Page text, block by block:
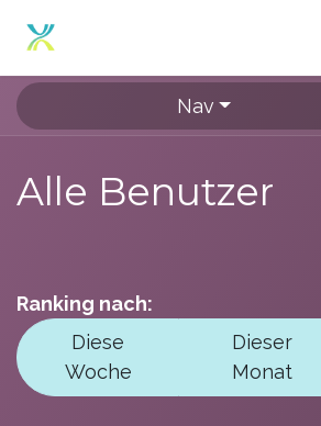
Nav
Alle Benutzer
Ranking nach:
Diese
Woche
Dieser
Monat